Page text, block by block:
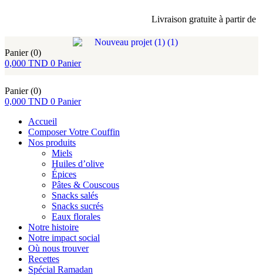
Livraison gratuite à partir de 80
Panier (0)
0,000 TND 0 Panier
Panier (0)
0,000 TND 0 Panier
Accueil
Composer Votre Couffin
Nos produits
Miels
Huiles d’olive
Épices
Pâtes & Couscous
Snacks salés
Snacks sucrés
Eaux florales
Notre histoire
Notre impact social
Où nous trouver
Recettes
Spécial Ramadan